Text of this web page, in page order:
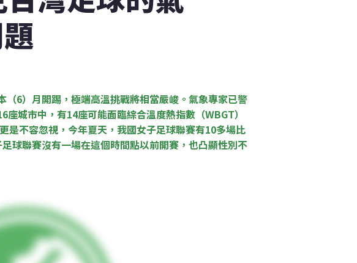
6）月開踢，極端高溫挑戰將相當嚴峻。氣象專家已警
城市中，有14座可能面臨綜合溫度熱指數（WBGT）
是不容忽視，今年夏天，我國女子足球聯賽有10多場比
球聯賽沒有一場在這個時間點以前開賽，也凸顯性別不